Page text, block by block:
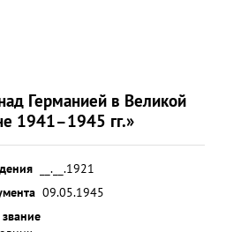
Германией в Великой
1941–1945 гг.»
__.__.1921
09.05.1945